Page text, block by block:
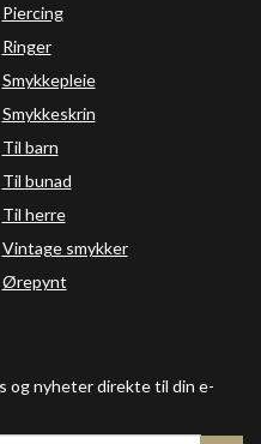
Piercing
Ringer
Smykkepleie
Smykkeskrin
Til barn
Til bunad
Til herre
Vintage smykker
Ørepynt
og nyheter direkte til din e-